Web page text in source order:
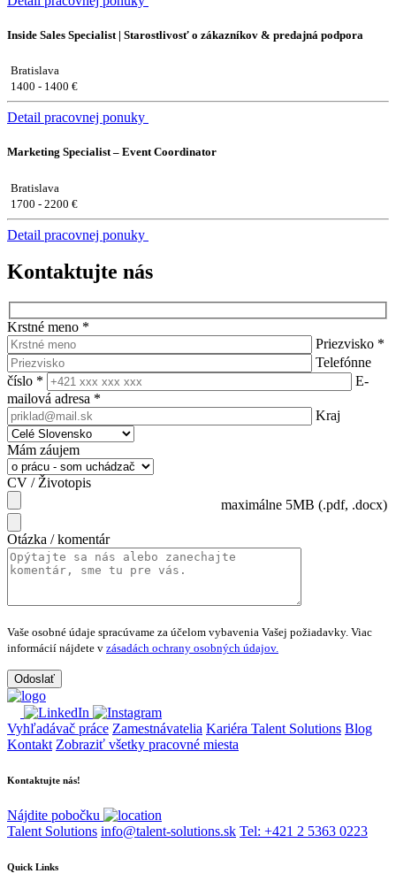
Inside Sales Specialist | Starostlivosť o zákazníkov & predajná podpora
Bratislava
1400 - 1400 €
Detail pracovnej ponuky
Marketing Specialist – Event Coordinator
Bratislava
1700 - 2200 €
Detail pracovnej ponuky
Kontaktujte nás
Krstné meno *
Priezvisko *
Telefónne
číslo *
E-
mailová adresa *
Kraj
Mám záujem
CV / Životopis
maximálne 5MB (.pdf, .docx)
Otázka / komentár
Vaše osobné údaje spracúvame za účelom vybavenia Vašej požiadavky. Viac
informácií nájdete v zásadách ochrany osobných údajov.
Vyhľadávač práce Zamestnávatelia Kariéra Talent Solutions Blog
Kontakt Zobraziť všetky pracovné miesta
Kontaktujte nás!
Nájdite pobočku
Talent Solutions info@talent-solutions.sk Tel: +421 2 5363 0223
Quick Links